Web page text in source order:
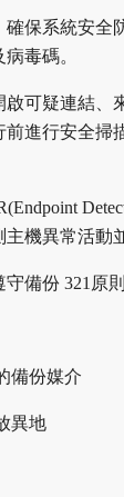
保系統安全
毒碼。
啟可疑連結、
進行安全掃
機異常活動
備份 321原
備份媒介
異地